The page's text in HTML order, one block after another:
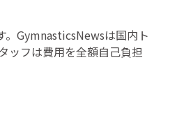
ョン
。GymnasticsNewsは国内ト
ッフは費用を全額自己負担